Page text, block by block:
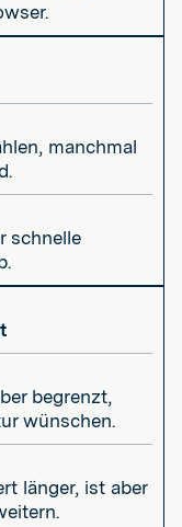
manchmal
schnelle
begrenzt,
wünschen.
länger, ist aber